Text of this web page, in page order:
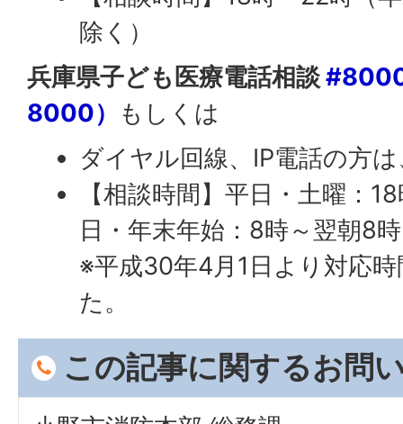
除く）
兵庫県子ども医療電話相談
8000）
もしくは
ダイヤル回線、IP電話の方
【相談時間】平日・土曜：
日・年末年始：8時～翌朝8時
※平成30年4月1日より対応
た。
この記事に関するお問